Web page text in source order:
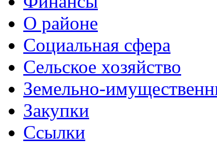
О районе
Социальная сфера
Сельское хозяйство
Земельно-
Закупки
Ссылки